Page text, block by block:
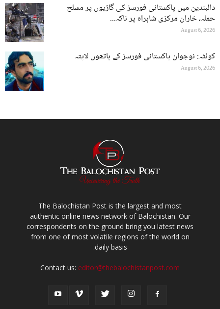
دالبندین میں پاکستانی فورسز کی گاڑیوں پر مسلح
حملہ، خاران مرکزی شاہراہ پر ناکہ...
August 6, 2026
کوئٹہ: نوجوان پاکستانی فورسز کے ہاتھوں لاپتہ
August 6, 2026
The Balochistan Post is the largest and most
authentic online news network of Balochistan. Our
correspondents on the ground bring you latest news
from one of most volatile regions of the world on
daily basis.
Contact us: editor@thebalochistanpost.com